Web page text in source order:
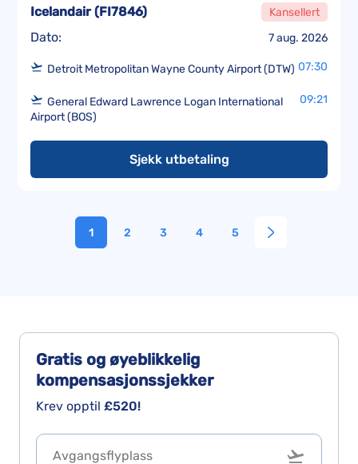
Dato: 7 aug. 2026
Icelandair(FI7846) Kansellert
Detroit Metropolitan Wayne County Airport (DTW) 07:30
General Edward Lawrence Logan International
Airport (BOS)
09:21
Sjekk utbetaling
1 2 3 4 5
Gratis og øyeblikkelig
kompensasjonssjekker
Krev opptil £520!